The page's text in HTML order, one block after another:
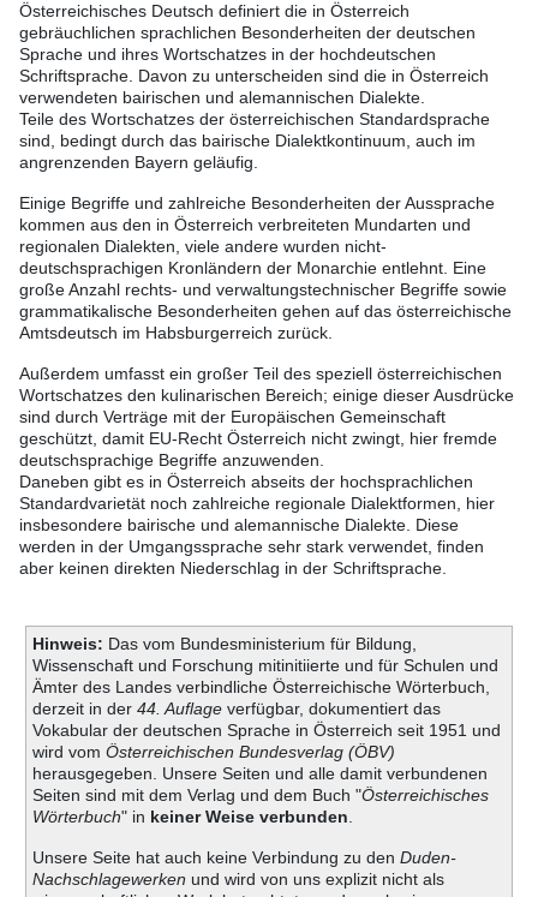
Österreichisches Deutsch definiert die in Österreich
gebräuchlichen sprachlichen Besonderheiten der deutschen
Sprache und ihres Wortschatzes in der hochdeutschen
Schriftsprache. Davon zu unterscheiden sind die in Österreich
verwendeten bairischen und alemannischen Dialekte.
Teile des Wortschatzes der österreichischen Standardsprache
sind, bedingt durch das bairische Dialektkontinuum, auch im
angrenzenden Bayern geläufig.
Einige Begriffe und zahlreiche Besonderheiten der Aussprache
kommen aus den in Österreich verbreiteten Mundarten und
regionalen Dialekten, viele andere wurden nicht-
deutschsprachigen Kronländern der Monarchie entlehnt. Eine
große Anzahl rechts- und verwaltungstechnischer Begriffe sowie
grammatikalische Besonderheiten gehen auf das österreichische
Amtsdeutsch im Habsburgerreich zurück.
Außerdem umfasst ein großer Teil des speziell österreichischen
Wortschatzes den kulinarischen Bereich; einige dieser Ausdrücke
sind durch Verträge mit der Europäischen Gemeinschaft
geschützt, damit EU-Recht Österreich nicht zwingt, hier fremde
deutschsprachige Begriffe anzuwenden.
Daneben gibt es in Österreich abseits der hochsprachlichen
Standardvarietät noch zahlreiche regionale Dialektformen, hier
insbesondere bairische und alemannische Dialekte. Diese
werden in der Umgangssprache sehr stark verwendet, finden
aber keinen direkten Niederschlag in der Schriftsprache.
Hinweis: Das vom Bundesministerium für Bildung,
Wissenschaft und Forschung mitinitiierte und für Schulen und
Ämter des Landes verbindliche Österreichische Wörterbuch,
derzeit in der 44. Auflageverfügbar, dokumentiert das
Vokabular der deutschen Sprache in Österreich seit 1951 und
wird vom Österreichischen Bundesverlag (ÖBV)
herausgegeben. Unsere Seiten und alle damit verbundenen
Seiten sind mit dem Verlag und dem Buch "Österreichisches
Wörterbuch" in keiner Weise verbunden
Unsere Seite hat auch keine Verbindung zu den Duden-
Nachschlagewerken und wird von uns explizit nicht als